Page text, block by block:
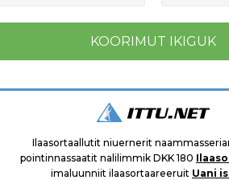
Ilaasortaallutit niuernerit
pointinnassaatit nalilimmik DKK 180
imaluunniit ilaasortaareeruit Uani